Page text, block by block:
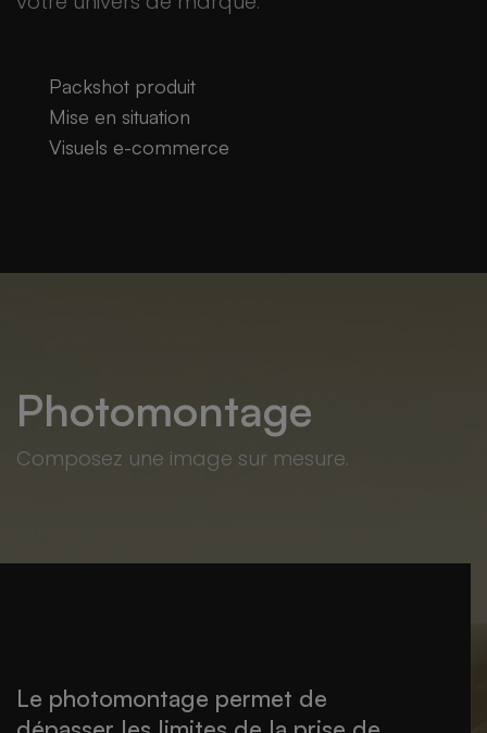
Packshot produit
Mise en situation
Visuels e-commerce
Photomontage
Composez une image sur mesure.
Le photomontage permet de